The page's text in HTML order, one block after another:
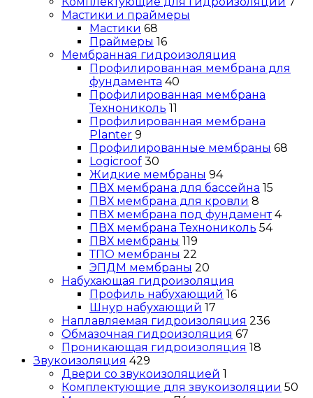
Мастики и праймеры
Мастики 68
Праймеры 16
Мембранная гидроизоляция
Профилированная мембрана для
фундамента 40
Профилированная мембрана
Технониколь 11
Профилированная мембрана
Planter 9
Профилированные мембраны 68
Logicroof 30
Жидкие мембраны 94
ПВХ мембрана для бассейна 15
ПВХ мембрана для кровли 8
ПВХ мембрана под фундамент 4
ПВХ мембрана Технониколь 54
ПВХ мембраны 119
ТПО мембраны 22
ЭПДМ мембраны 20
Набухающая гидроизоляция
Профиль набухающий 16
Шнур набухающий 17
Наплавляемая гидроизоляция 236
Обмазочная гидроизоляция 67
Проникающая гидроизоляция 18
Звукоизоляция 429
Двери со звукоизоляцией 1
Комплектующие для звукоизоляции 50